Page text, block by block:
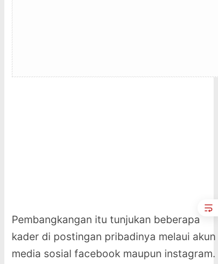
Pembangkangan itu tunjukan beberapa
kader di postingan pribadinya melaui akun
media sosial facebook maupun instagram.